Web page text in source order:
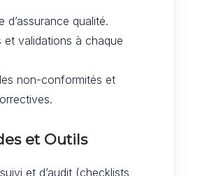
d’assurance qualité.
et validations à chaque
non-conformités et
et Outils
et d’audit (checklists,